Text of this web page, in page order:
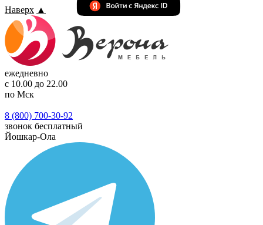
Наверх ▲
ежедневно
с 10.00 до 22.00
по Мск
8 (800) 700-30-92
звонок бесплатный
Йошкар-Ола